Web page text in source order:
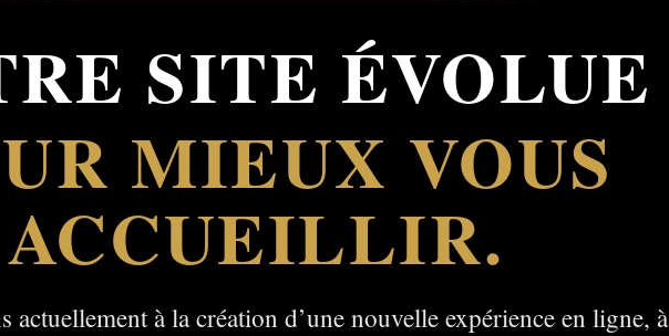
SITE ÉVOLUE
MIEUX VOUS
ACCUEILLIR.
actuellement à la création d’une nouvelle expérience en ligne, à